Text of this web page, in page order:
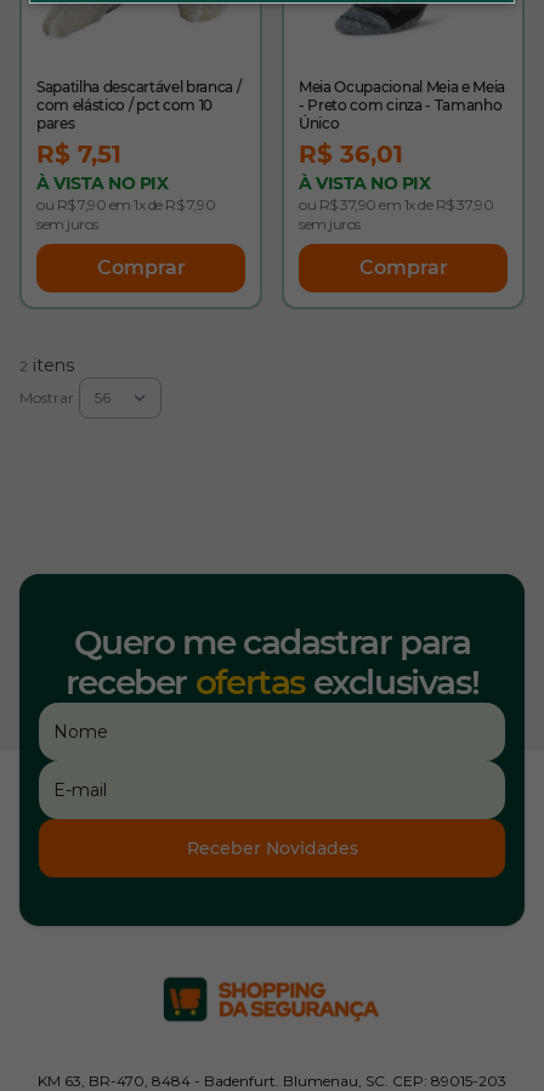
Sapatilha descartável branca /
com elástico / pct com 10
pares
R$ 7,51
À VISTA NO PIX
ou R$ 7,90 em 1x de R$ 7,90
sem juros
Comprar
Meia Ocupacional Meia e Meia
- Preto com cinza - Tamanho
Único
R$ 36,01
À VISTA NO PIX
ou R$ 37,90 em 1x de R$ 37,90
sem juros
Comprar
2 itens
Mostrar
Quero me cadastrar para
receber ofertasexclusivas!
Receber Novidades
KM 63, BR-470, 8484 - Badenfurt. Blumenau, SC. CEP: 89015-203